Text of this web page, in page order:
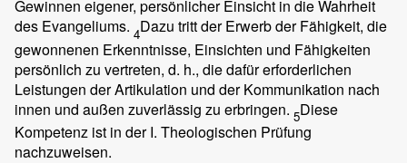
Gewinnen eigener, persönlicher Einsicht in die Wahrheit
des Evangeliums. 4Dazu tritt der Erwerb der Fähigkeit, die
gewonnenen Erkenntnisse, Einsichten und Fähigkeiten
persönlich zu vertreten, d. h., die dafür erforderlichen
Leistungen der Artikulation und der Kommunikation nach
innen und außen zuverlässig zu erbringen. 5Diese
Kompetenz ist in der I. Theologischen Prüfung
nachzuweisen.